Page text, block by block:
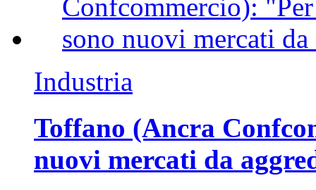
Industria
Toffano (Ancra
nuovi mercati da